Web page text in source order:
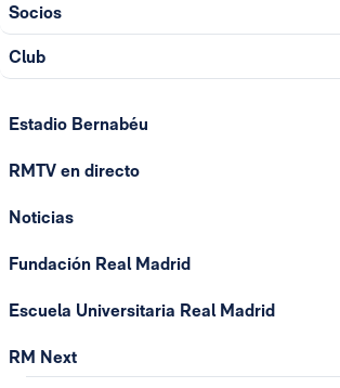
Socios
Club
Estadio Bernabéu
RMTV en directo
Noticias
Fundación Real Madrid
Escuela Universitaria Real Madrid
RM Next